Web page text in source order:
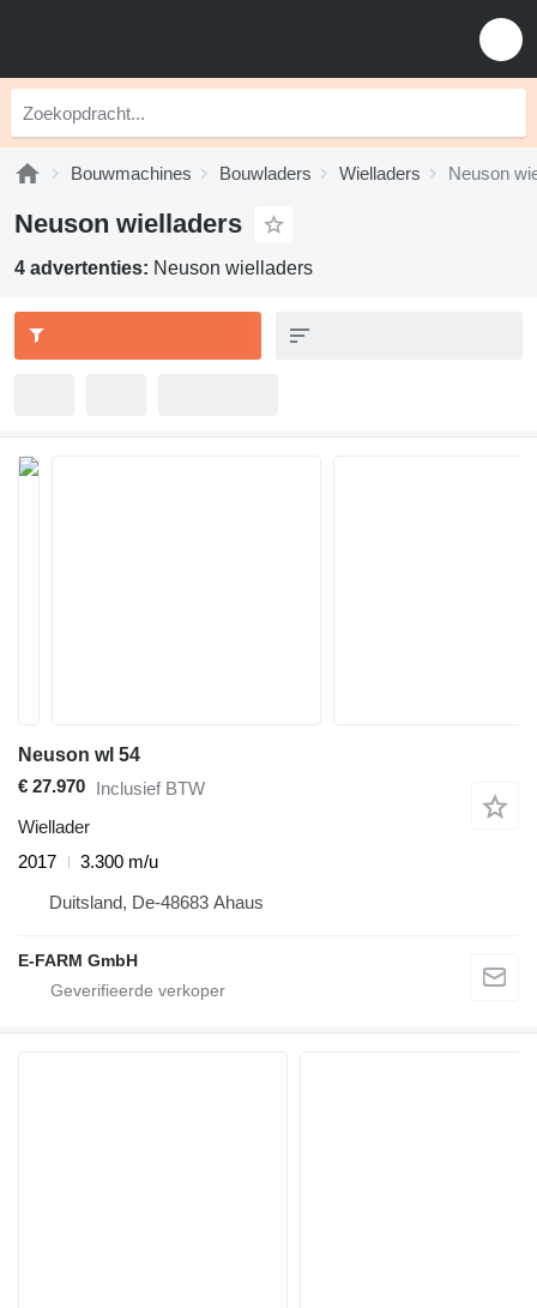
Bouwmachines Bouwladers Wielladers Neuson
Neuson wielladers
4 advertenties: Neuson wielladers
Neuson wl 54
€ 27.970 Inclusief BTW
Wiellader
2017
3.300 m/u
Duitsland, De-48683 Ahaus
E-FARM GmbH